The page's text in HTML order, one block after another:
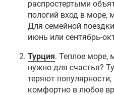
распростертыми
пологий вход в море,
Для семейной
июнь или сентябрь-
Турция. Теплое море,
нужно для счастья?
теряют популярности,
комфортно в любое